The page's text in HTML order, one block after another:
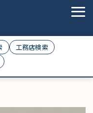
工務店検索